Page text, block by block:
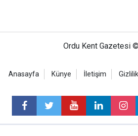
Ordu Kent Gazetesi
Anasayfa Künye İletişim